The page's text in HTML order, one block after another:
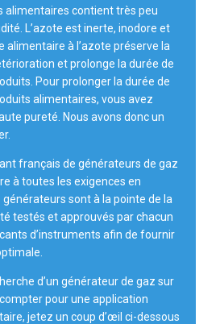
alimentaires contient très peu
L’azote est inerte, inodore et
alimentaire à l’azote préserve la
et prolonge la durée de
Pour prolonger la durée de
alimentaires, vous avez
pureté. Nous avons donc un
français de générateurs de gaz
à toutes les exigences en
sont à la pointe de la
testés et approuvés par chacun
d’instruments afin de fournir
d’un générateur de gaz sur
pour une application
jetez un coup d’œil ci-dessous